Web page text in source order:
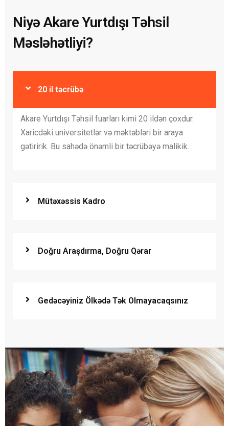
Niyə Akare Yurtdışı Təhsil
Məsləhətliyi?
20 il təcrübə
Akare Yurtdışı Təhsil fuarları kimi 20 ildən çoxdur.
Xaricdəki universitetlər və məktəbləri bir araya
gətiririk. Bu sahədə önəmli bir təcrübəyə malikik.
Mütəxəssis Kadro
Doğru Araşdırma, Doğru Qərar
Gedəcəyiniz Ölkədə Tək Olmayacaqsınız